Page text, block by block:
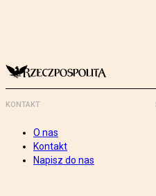
KONTAKT
O nas
Kontakt
Napisz do nas